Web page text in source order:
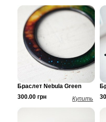
Браслет Nebula Green
300.00 грн
Купить